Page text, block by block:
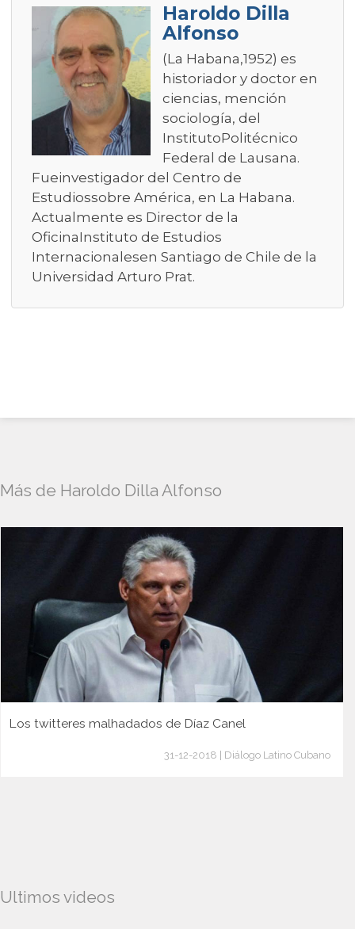
Haroldo Dilla
Alfonso
(La Habana,1952) es
historiador y doctor en
ciencias, mención
sociología, del
InstitutoPolitécnico
Federal de Lausana.
Fueinvestigador del Centro de
Estudiossobre América, en La Habana.
Actualmente es Director de la
OficinaInstituto de Estudios
Internacionalesen Santiago de Chile de la
Universidad Arturo Prat.
Más de Haroldo Dilla Alfonso
Los twitteres malhadados de Díaz Canel
31-12-2018 | Diálogo Latino Cubano
Ultimos videos